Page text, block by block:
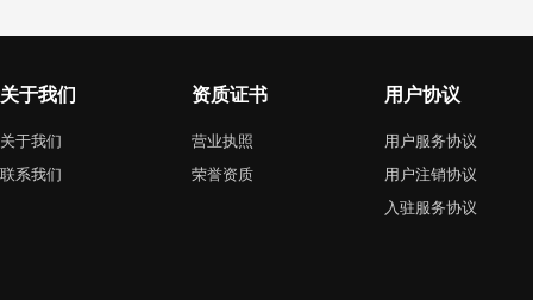
关于我们
关于我们
联系我们
资质证书
营业执照
荣誉资质
用户协议
用户服务协议
用户注销协议
入驻服务协议